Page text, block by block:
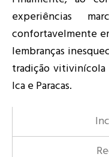
experiências
confortavelmente
lembranças
tradição
Ica e Paracas.